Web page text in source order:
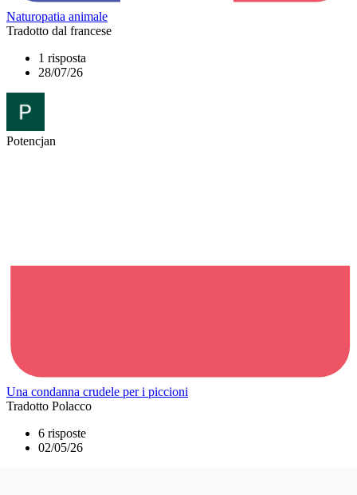
Naturopatia animale
Tradotto dal francese
1 risposta
28/07/26
Potencjan
Una condanna crudele per i piccioni
Tradotto Polacco
6 risposte
02/05/26